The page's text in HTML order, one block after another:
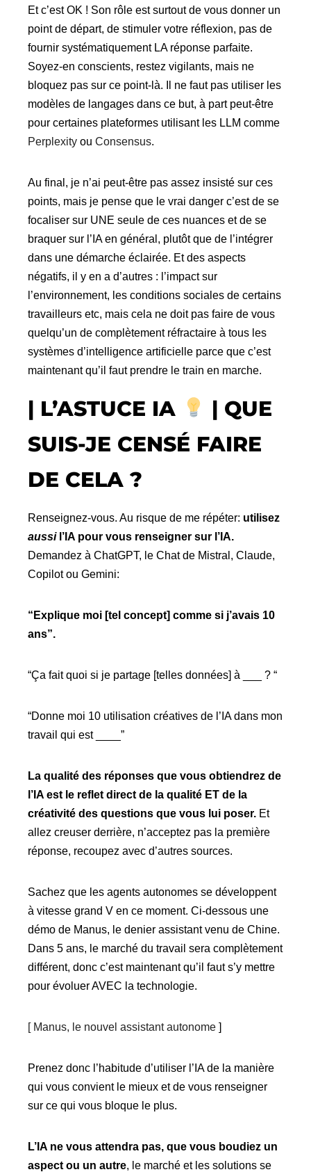
Et c’est OK ! Son rôle est surtout de vous donner un
point de départ, de stimuler votre réflexion, pas de
fournir systématiquement LA réponse parfaite.
Soyez-en conscients, restez vigilants, mais ne
bloquez pas sur ce point-là. Il ne faut pas utiliser les
modèles de langages dans ce but, à part peut-être
pour certaines plateformes utilisant les LLM comme
Perplexity ou Consensus.
Au final, je n’ai peut-être pas assez insisté sur ces
points, mais je pense que le vrai danger c’est de se
focaliser sur UNE seule de ces nuances et de se
braquer sur l’IA en général, plutôt que de l’intégrer
dans une démarche éclairée. Et des aspects
négatifs, il y en a d’autres : l’impact sur
l’environnement, les conditions sociales de certains
travailleurs etc, mais cela ne doit pas faire de vous
quelqu’un de complètement réfractaire à tous les
systèmes d’intelligence artificielle parce que c’est
maintenant qu’il faut prendre le train en marche.
| L’ASTUCE IA
| QUE
SUIS-JE CENSÉ FAIRE
DE CELA ?
Renseignez-vous. Au risque de me répéter: utilisez
aussil’IA pour vous renseigner sur l’IA.
Demandez à ChatGPT, le Chat de Mistral, Claude,
Copilot ou Gemini:
“Explique moi [tel concept] comme si j’avais 10
ans”.
“Ça fait quoi si je partage [telles données] à ___ ? “
“Donne moi 10 utilisation créatives de l’IA dans mon
travail qui est ____”
La qualité des réponses que vous obtiendrez de
l’IA est le reflet direct de la qualité ET de la
créativité des questions que vous lui poser. Et
allez creuser derrière, n’acceptez pas la première
réponse, recoupez avec d’autres sources.
Sachez que les agents autonomes se développent
à vitesse grand V en ce moment. Ci-dessous une
démo de Manus, le denier assistant venu de Chine.
Dans 5 ans, le marché du travail sera complètement
différent, donc c’est maintenant qu’il faut s’y mettre
pour évoluer AVEC la technologie.
[ Manus, le nouvel assistant autonome ]
Prenez donc l’habitude d’utiliser l’IA de la manière
qui vous convient le mieux et de vous renseigner
sur ce qui vous bloque le plus.
L’IA ne vous attendra pas, que vous boudiez un
aspect ou un autre, le marché et les solutions se